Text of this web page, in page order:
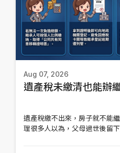
Aug 07, 2026
遺產稅未繳清也能辦
遺產稅繳不出來，房子就不能
理很多人以為，父母過世後留